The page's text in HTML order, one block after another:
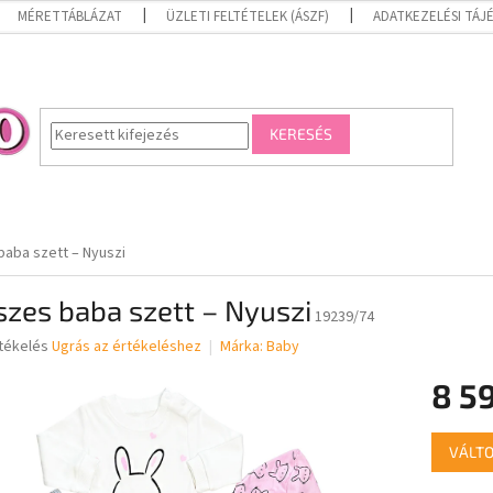
MÉRETTÁBLÁZAT ÜZLETI FELTÉTELEK (ÁSZF) ADATKEZELÉSI
KERESÉS
szett – Nyuszi
baba szett – Nyuszi 19239/74
Ugrás az értékeléshez Márka: Baby
8